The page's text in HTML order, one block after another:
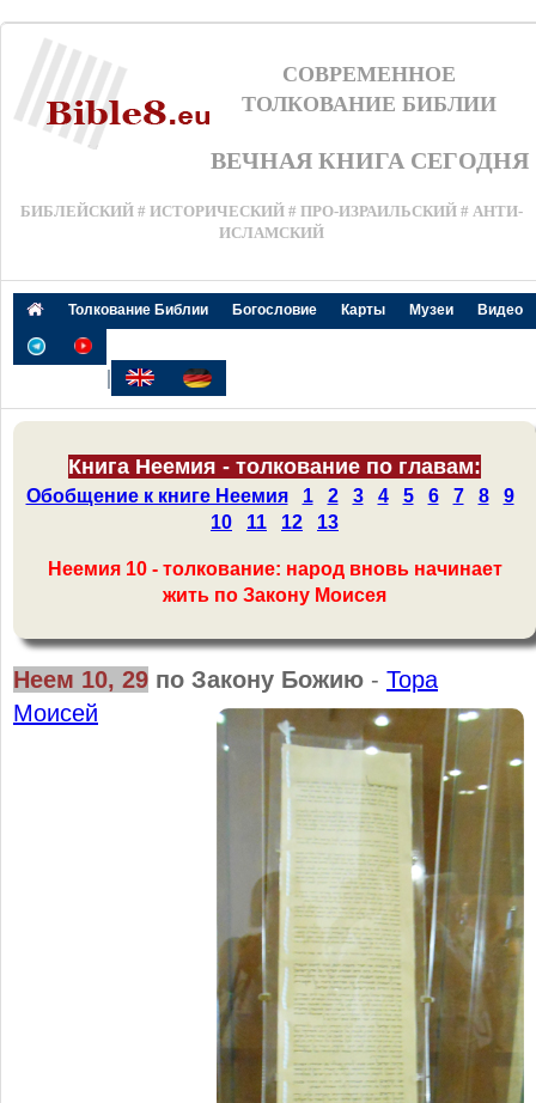
СОВРЕМЕННОЕ
ТОЛКОВАНИЕ БИБЛИИ
ВЕЧНАЯ КНИГА СЕГОДНЯ
БИБЛЕЙСКИЙ # ИСТОРИЧЕСКИЙ # ПРО-ИЗРАИЛЬСКИЙ # АНТИ-
ИСЛАМСКИЙ
Толкование Библии Богословие Карты Музеи Видео
|
Книга Неемия - толкование по главам:
Обобщение к книге Неемия 1 2 3 4 5 6 7 8
9
10
11 12 13
Неемия 10 - толкование: народ вновь начинает
жить по Закону Моисея
Неем 10, 29 по Закону Божию - Тора
Моисей